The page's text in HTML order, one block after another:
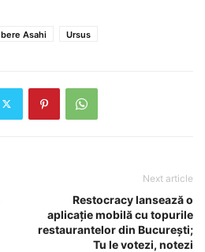
bere Asahi Ursus
Next article
Restocracy lansează o
aplicaţie mobilă cu topurile
restaurantelor din Bucureşti;
Tu le votezi, notezi